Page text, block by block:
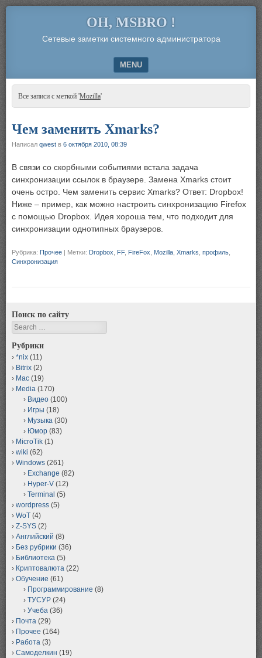
OH, MSBRO !
Сетевые заметки системного администратора
MENU
SKIP TO CONTENT
Все записи с меткой 'Mozilla'
Чем заменить Xmarks?
Написал qwest в 6 октября 2010, 08:39
В связи со скорбными событиями встала задача
синхронизации ссылок в браузере. Замена Xmarks стоит
очень остро. Чем заменить сервис Xmarks? Ответ: Dropbox!
Ниже – пример, как можно настроить синхронизацию Firefox
с помощью Dropbox. Идея хороша тем, что подходит для
синхронизации однотипных браузеров.
Рубрика: Прочее | Метки: Dropbox FF, FireFox Mozilla Xmarks профиль
Синхронизация
Поиск по сайту
Search
Рубрики
*nix (11)
Bitrix (2)
Mac (19)
Media (170)
Видео (100)
Игры (18)
Музыка (30)
Юмор (83)
MicroTik (1)
wiki (62)
Windows (261)
Exchange (82)
Hyper-V (12)
Terminal (5)
wordpress (5)
WoT (4)
Z-SYS (2)
Английский (8)
Без рубрики (36)
Библиотека (5)
Криптовалюта (22)
Обучение (61)
Программирование (8)
ТУСУР (24)
Учеба (36)
Почта (29)
Прочее (164)
Работа (3)
Самоделкин (19)